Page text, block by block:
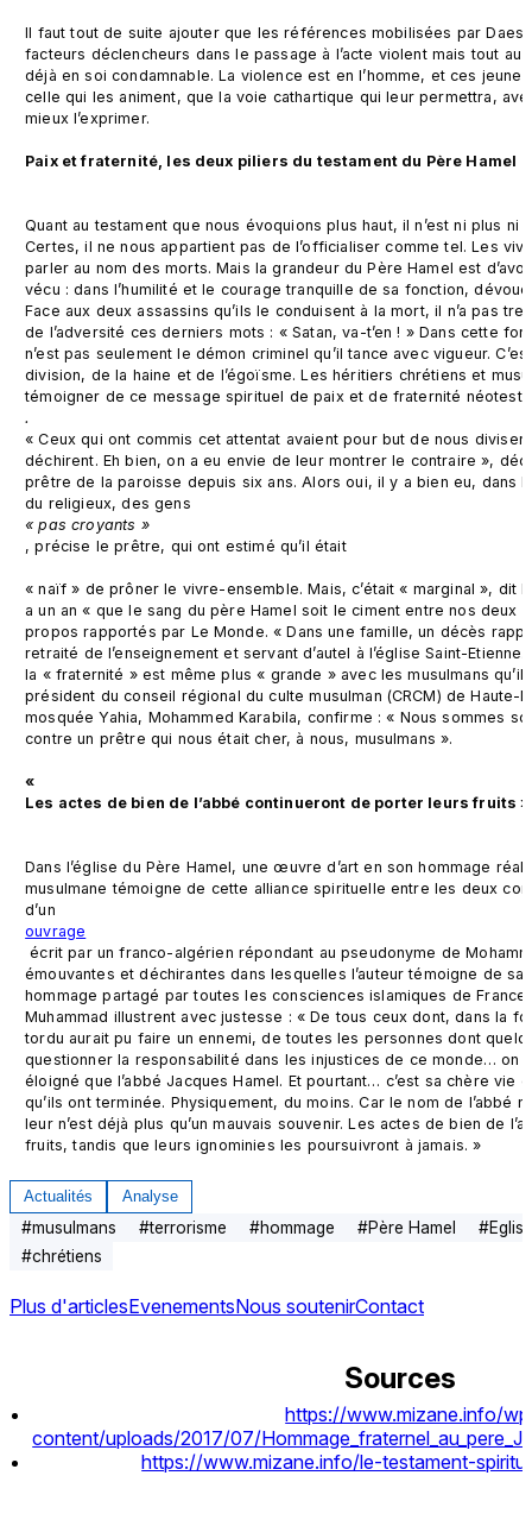
Il faut tout de suite ajouter que les références mobilisées par
facteurs déclencheurs dans le passage à l’acte violent mais tout
déjà en soi condamnable. La violence est en l’homme, et ces
celle qui les animent, que la voie cathartique qui leur permettra,
mieux l’exprimer.
Paix et fraternité, les deux piliers du testament du Père Hamel
Quant au testament que nous évoquions plus haut, il n’est ni plus ni
Certes, il ne nous appartient pas de l’officialiser comme tel. Les
parler au nom des morts. Mais la grandeur du Père Hamel est
vécu : dans l’humilité et le courage tranquille de sa fonction,
Face aux deux assassins qu’ils le conduisent à la mort, il n’a pas
de l’adversité ces derniers mots : « Satan, va-t’en ! » Dans cette
n’est pas seulement le démon criminel qu’il tance avec vigueur.
division, de la haine et de l’égoïsme. Les héritiers chrétiens et
témoigner de ce message spirituel de paix et de fraternité
.
« Ceux qui ont commis cet attentat avaient pour but de nous
déchirent. Eh bien, on a eu envie de leur montrer le contraire »,
prêtre de la paroisse depuis six ans. Alors oui, il y a bien eu, dans
du religieux, des gens
« pas croyants »
, précise le prêtre, qui ont estimé qu’il était
« naïf » de prôner le vivre-ensemble. Mais, c’était « marginal »,
a un an « que le sang du père Hamel soit le ciment entre nos deux
propos rapportés par Le Monde. « Dans une famille, un décès
retraité de l’enseignement et servant d’autel à l’église Saint-
la « fraternité » est même plus « grande » avec les musulmans
président du conseil régional du culte musulman (CRCM) de Haute-
mosquée Yahia, Mohammed Karabila, confirme : « Nous sommes
contre un prêtre qui nous était cher, à nous, musulmans ».
«
Les actes de bien de l’abbé continueront de porter leurs fruits »
Dans l’église du Père Hamel, une œuvre d’art en son hommage
musulmane témoigne de cette alliance spirituelle entre les deux
d’un
ouvrage
écrit par un franco-algérien répondant au pseudonyme de Mohammed Nadim. Un recueil de lettres
émouvantes et déchirantes dans lesquelles l’auteur témoigne de
hommage partagé par toutes les consciences islamiques de
Muhammad illustrent avec justesse : « De tous ceux dont, dans la
tordu aurait pu faire un ennemi, de toutes les personnes dont
questionner la responsabilité dans les injustices de ce monde… on
éloigné que l’abbé Jacques Hamel. Et pourtant… c’est sa chère vie
qu’ils ont terminée. Physiquement, du moins. Car le nom de l’abbé
leur n’est déjà plus qu’un mauvais souvenir. Les actes de bien de
fruits, tandis que leurs ignominies les poursuivront à jamais. »
Actualités Analyse
#musulmans #terrorisme #hommage #Père Hamel #
#chrétiens
Plus d'articlesEvenementsNous soutenirContact
Sources
https://www.mizane.info/
content/uploads/2017/07/
https://www.mizane.info/le-testament-